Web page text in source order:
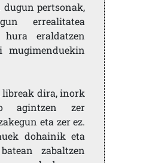
dugun pertsonak,
errealitatea
eraldatzen
mugimenduekin
libreak dira, inork
agintzen zer
eta zer ez.
dohainik eta
zabaltzen